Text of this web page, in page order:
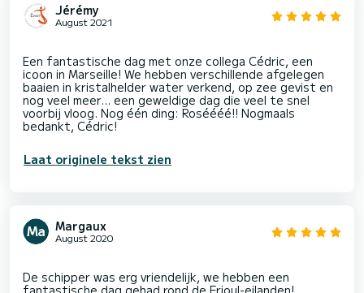
Jérémy
August 2021
Een fantastische dag met onze collega Cédric, een
icoon in Marseille! We hebben verschillende afgelegen
baaien in kristalhelder water verkend, op zee gevist en
nog veel meer… een geweldige dag die veel te snel
voorbij vloog. Nog één ding: Roséééé!! Nogmaals
Laat originele tekst zien
Margaux
August 2020
De schipper was erg vriendelijk, we hebben een